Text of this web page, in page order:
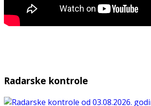
Radarske kontrole